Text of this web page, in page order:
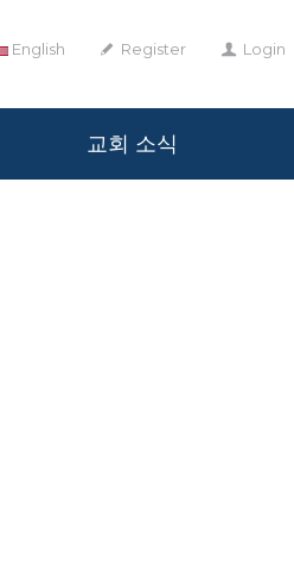
English Register Login
교회 소식